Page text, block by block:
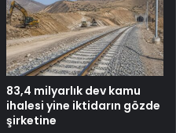
83,4 milyarlık dev kamu
ihalesi yine iktidarın gözde
şirketine